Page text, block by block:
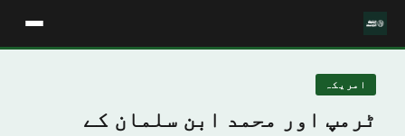
امريكہ
ٹرمپ اور محمد ابن سلمان کے